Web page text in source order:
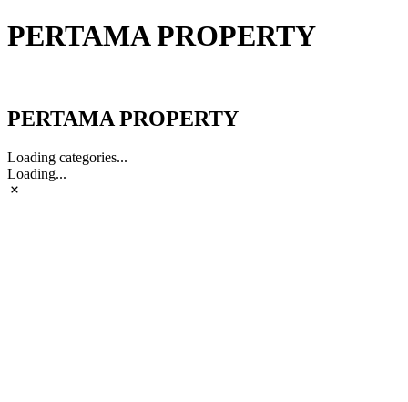
PERTAMA PROPERTY
PERTAMA PROPERTY
Loading categories...
Loading...